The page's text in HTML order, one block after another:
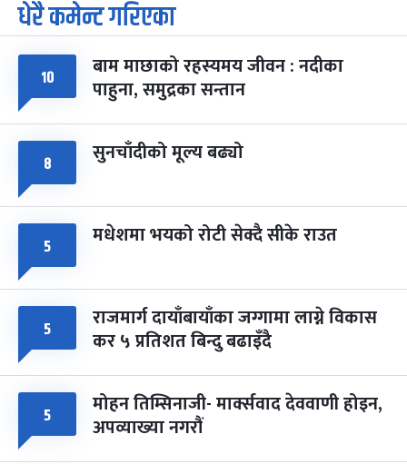
७
आइत
पूर्णिमा व्रत
चैत्र ७, २०८३-Mar 21, 2027
८ फागुपूर्णिमा
चैत्र ८, २०८३-Mar 22, 2027
७ महिना बाँकी
धेरै कमेन्ट गरिएका
१० बाम माछाको रहस्यमय जीवन : नदीका
पाहुना, समुद्रका सन्तान
८ सुनचाँदीको मूल्य बढ्यो
५ मधेशमा भयको रोटी सेक्दै सीके राउत
५ राजमार्ग दायाँबायाँका जग्गामा लाग्ने विकास
कर ५ प्रतिशत बिन्दु बढाइँदै
५ मोहन तिम्सिनाजी- मार्क्सवाद देववाणी होइन,
अपव्याख्या नगरौं